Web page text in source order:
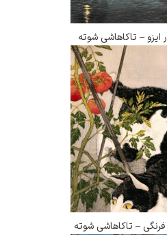
– تاکاهاشی شوته
– تاکاهاشی شوته